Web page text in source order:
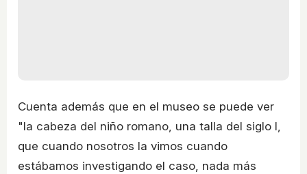
Cuenta además que en el museo se puede ver
"la cabeza del niño romano, una talla del siglo I,
que cuando nosotros la vimos cuando
estábamos investigando el caso, nada más